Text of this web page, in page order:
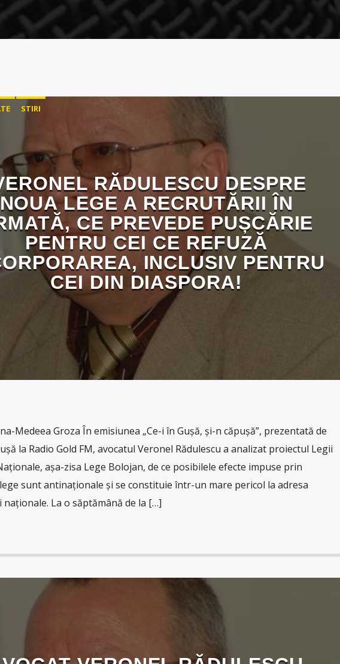
STIRI
RĂDULESCU DESPRE
NOUA LEGE A RECRUTĂRII ÎN
CE PREVEDE PUȘCĂRIE
PENTRU CEI CE REFUZĂ
INCLUSIV PENTRU
CEI DIN DIASPORA!
Medeea Groza În emisiunea „Ce-i în Gușă, și-n căpușă”, prezentată de
la Radio Gold FM, avocatul Veronel Rădulescu a analizat proiectul Legii
așa-zisa Lege Bolojan, de ce posibilele efecte impuse prin
sunt antinaționale și se constituie într-un mare pericol la adresa
La o săptămână de la […]